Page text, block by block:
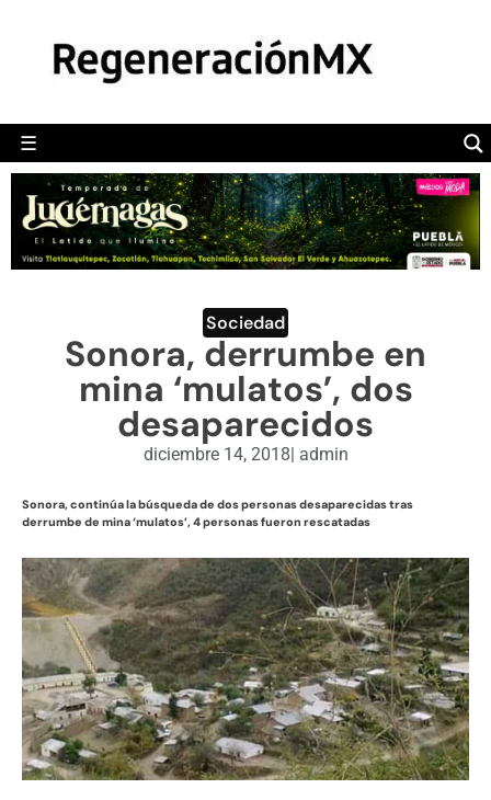
☰
POLÍTICA
CAMALEÓN
OPINIÓN
DEPORTES
ENGLISH SECTION
VIDEOS
Sociedad
Sonora, derrumbe en
mina ‘mulatos’, dos
desaparecidos
diciembre 14, 2018| admin
Sonora, continúa la búsqueda de dos personas desaparecidas tras
derrumbe de mina ‘mulatos’, 4 personas fueron rescatadas